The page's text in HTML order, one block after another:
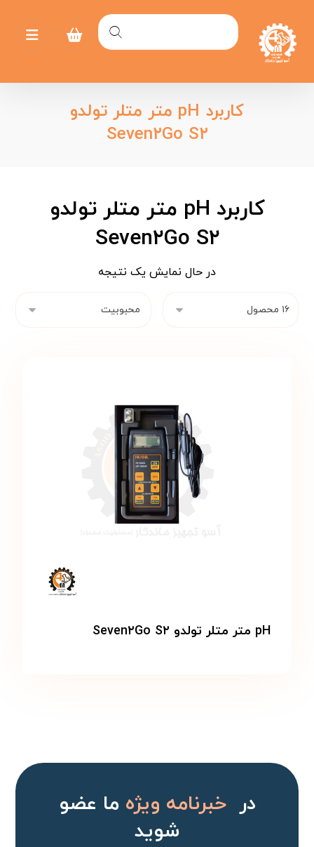
کاربرد pH متر متلر تولدو
Seven۲Go S۲
کاربرد pH متر متلر تولدو
Seven۲Go S۲
در حال نمایش یک نتیجه
pH متر متلر تولدو Seven۲Go S۲
درخبرنامه ویژهما عضو
شوید